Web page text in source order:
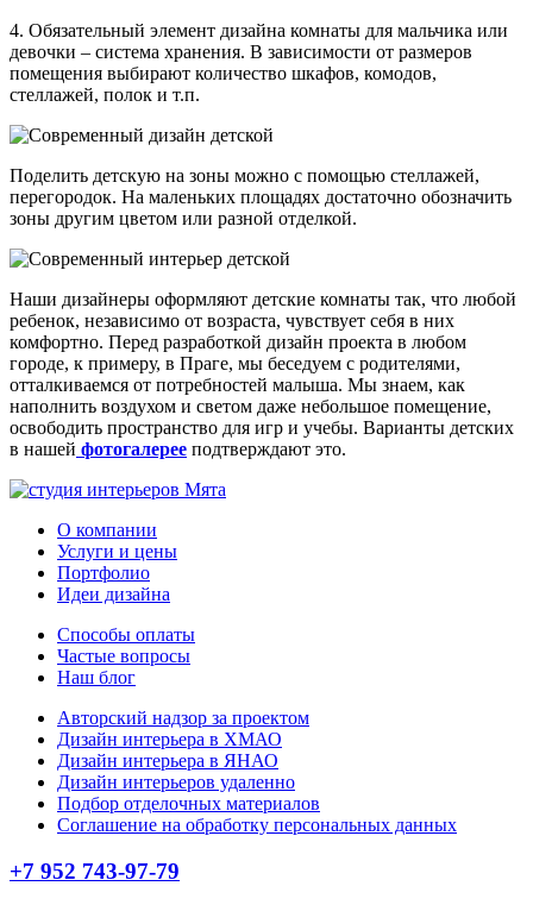
4. Обязательный элемент дизайна комнаты для мальчика или
девочки – система хранения. В зависимости от размеров
помещения выбирают количество шкафов, комодов,
стеллажей, полок и т.п.
Поделить детскую на зоны можно с помощью стеллажей,
перегородок. На маленьких площадях достаточно обозначить
зоны другим цветом или разной отделкой.
Наши дизайнеры оформляют детские комнаты так, что любой
ребенок, независимо от возраста, чувствует себя в них
комфортно. Перед разработкой дизайн проекта в любом
городе, к примеру, в Праге, мы беседуем с родителями,
отталкиваемся от потребностей малыша. Мы знаем, как
наполнить воздухом и светом даже небольшое помещение,
освободить пространство для игр и учебы. Варианты детских
в нашей фотогалерее подтверждают это.
О компании
Услуги и цены
Портфолио
Идеи дизайна
Способы оплаты
Частые вопросы
Наш блог
Авторский надзор за проектом
Дизайн интерьера в ХМАО
Дизайн интерьера в ЯНАО
Дизайн интерьеров удаленно
Подбор отделочных материалов
Соглашение на обработку персональных данных
+7 952 743-97-79